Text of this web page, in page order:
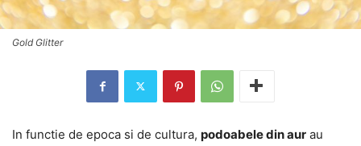
Gold Glitter
In functie de epoca si de cultura, podoabele din aur au